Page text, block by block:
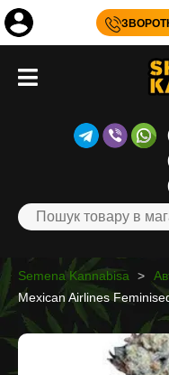
Semena Kannabisa
Mexican Airlines